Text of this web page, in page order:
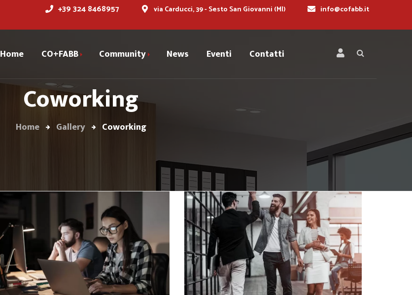
+39 324 8468957 via Carducci, 39 - Sesto San Giovanni (MI) info@cofabb.it
Home CO+FABB
Storia
Servizi
Progetti
Community
Cofabber
Dicono di noi
News Eventi Contatti
Coworking
Home Gallery Coworking